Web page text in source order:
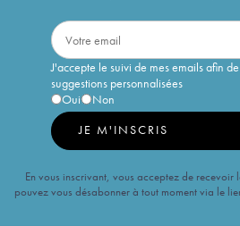
J'accepte le suivi de mes emails afin
suggestions personnalisées
Oui
Non
JE M'INSCRIS
En vous inscrivant, vous acceptez de
pouvez vous désabonner à tout moment via le